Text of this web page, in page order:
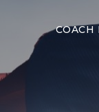
COACH